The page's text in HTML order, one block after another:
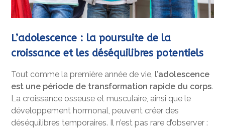
L’adolescence : la poursuite de la
croissance et les déséquilibres potentiels
Tout comme la première année de vie, l’adolescence
est une période de transformation rapide du corps.
La croissance osseuse et musculaire, ainsi que le
développement hormonal, peuvent créer des
déséquilibres temporaires. Il n’est pas rare d’observer :